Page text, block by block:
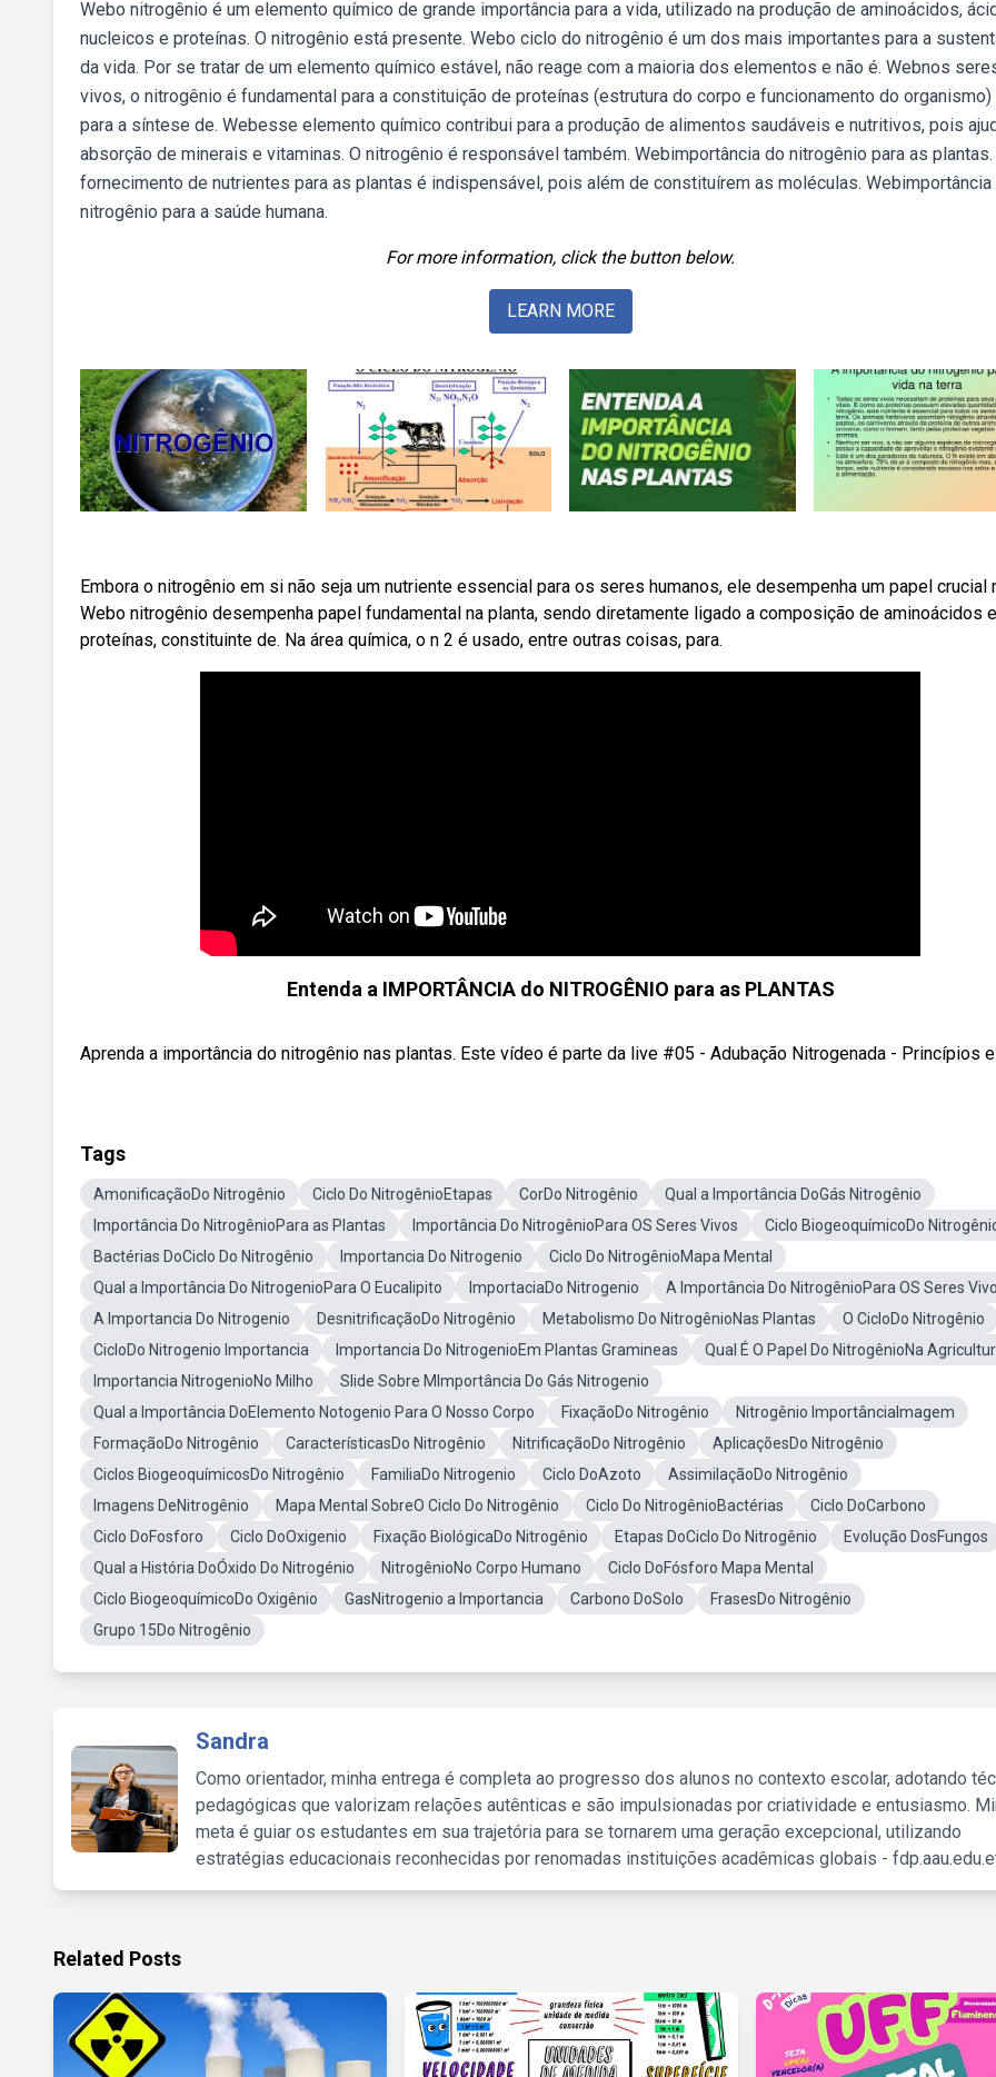
Webo nitrogênio é um elemento químico de grande importância para a vida, utilizado na produção de aminoácidos,
nucleicos e proteínas. O nitrogênio está presente. Webo ciclo do nitrogênio é um dos mais importantes para a
da vida. Por se tratar de um elemento químico estável, não reage com a maioria dos elementos e não é. Webnos
vivos, o nitrogênio é fundamental para a constituição de proteínas (estrutura do corpo e funcionamento do organismo)
para a síntese de. Webesse elemento químico contribui para a produção de alimentos saudáveis e nutritivos, pois
absorção de minerais e vitaminas. O nitrogênio é responsável também. Webimportância do nitrogênio para as plantas.
fornecimento de nutrientes para as plantas é indispensável, pois além de constituírem as moléculas. Webimportância
nitrogênio para a saúde humana.
For more information, click the button below.
LEARN MORE
Embora o nitrogênio em si não seja um nutriente essencial para os seres humanos, ele desempenha um papel crucial
Webo nitrogênio desempenha papel fundamental na planta, sendo diretamente ligado a composição de aminoácidos e
proteínas, constituinte de. Na área química, o n 2 é usado, entre outras coisas, para.
Entenda a IMPORTÂNCIA do NITROGÊNIO para as PLANTAS
Aprenda a importância do nitrogênio nas plantas. Este vídeo é parte da live #05 - Adubação Nitrogenada - Princípios e
Tags
AmonificaçãoDo Nitrogênio Ciclo Do NitrogênioEtapas CorDo Nitrogênio
Qual a Importância DoGás Nitrogênio
Importância Do NitrogênioPara as Plantas
Importância Do NitrogênioPara OS Seres Vivos
Ciclo BiogeoquímicoDo
Bactérias DoCiclo Do Nitrogênio
Importancia Do Nitrogenio
Ciclo Do NitrogênioMapa Mental
Qual a Importância Do NitrogenioPara O Eucalipito
ImportaciaDo Nitrogenio
A Importância Do NitrogênioPara OS Seres
A Importancia Do Nitrogenio
DesnitrificaçãoDo Nitrogênio Metabolismo Do NitrogênioNas Plantas
O CicloDo Nitrogênio
CicloDo Nitrogenio Importancia
Importancia Do NitrogenioEm Plantas Gramineas
Qual É O Papel Do NitrogênioNa
Importancia NitrogenioNo Milho
Slide Sobre MImportância Do Gás Nitrogenio
Qual a Importância DoElemento Notogenio Para O Nosso Corpo
FixaçãoDo Nitrogênio
Nitrogênio ImportânciaImagem
FormaçãoDo Nitrogênio
CaracterísticasDo Nitrogênio NitrificaçãoDo Nitrogênio
AplicaçõesDo Nitrogênio
Ciclos BiogeoquímicosDo Nitrogênio
FamiliaDo Nitrogenio Ciclo DoAzoto
AssimilaçãoDo Nitrogênio
Imagens DeNitrogênio
Mapa Mental SobreO Ciclo Do Nitrogênio Ciclo Do NitrogênioBactérias
Ciclo DoCarbono
Ciclo DoFosforo
Ciclo DoOxigenio Fixação BiológicaDo Nitrogênio Etapas DoCiclo Do Nitrogênio
Evolução DosFungos
Qual a História DoÓxido Do Nitrogénio
NitrogênioNo Corpo Humano
Ciclo DoFósforo Mapa Mental
Ciclo BiogeoquímicoDo Oxigênio
GasNitrogenio a Importancia Carbono DoSolo
FrasesDo Nitrogênio
Grupo 15Do Nitrogênio
Sandra
Como orientador, minha entrega é completa ao progresso dos alunos no contexto escolar, adotando
pedagógicas que valorizam relações autênticas e são impulsionadas por criatividade e entusiasmo.
meta é guiar os estudantes em sua trajetória para se tornarem uma geração excepcional, utilizando
estratégias educacionais reconhecidas por renomadas instituições acadêmicas globais -
Related Posts